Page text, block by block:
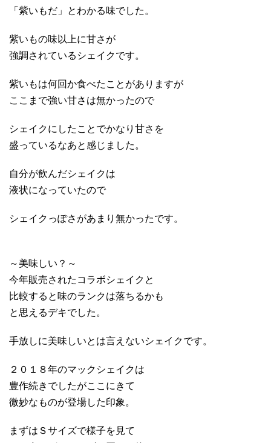
「紫いもだ」とわかる味でした。
紫いもの味以上に甘さが
強調されているシェイクです。
紫いもは何回か食べたことがありますが
ここまで強い甘さは無かったので
シェイクにしたことでかなり甘さを
盛っているなあと感じました。
自分が飲んだシェイクは
液状になっていたので
シェイクっぽさがあまり無かったです。
～美味しい？～
今年販売されたコラボシェイクと
比較すると味のランクは落ちるかも
と思えるデキでした。
手放しに美味しいとは言えないシェイクです。
２０１８年のマックシェイクは
豊作続きでしたがここにきて
微妙なものが登場した印象。
まずはＳサイズで様子を見て